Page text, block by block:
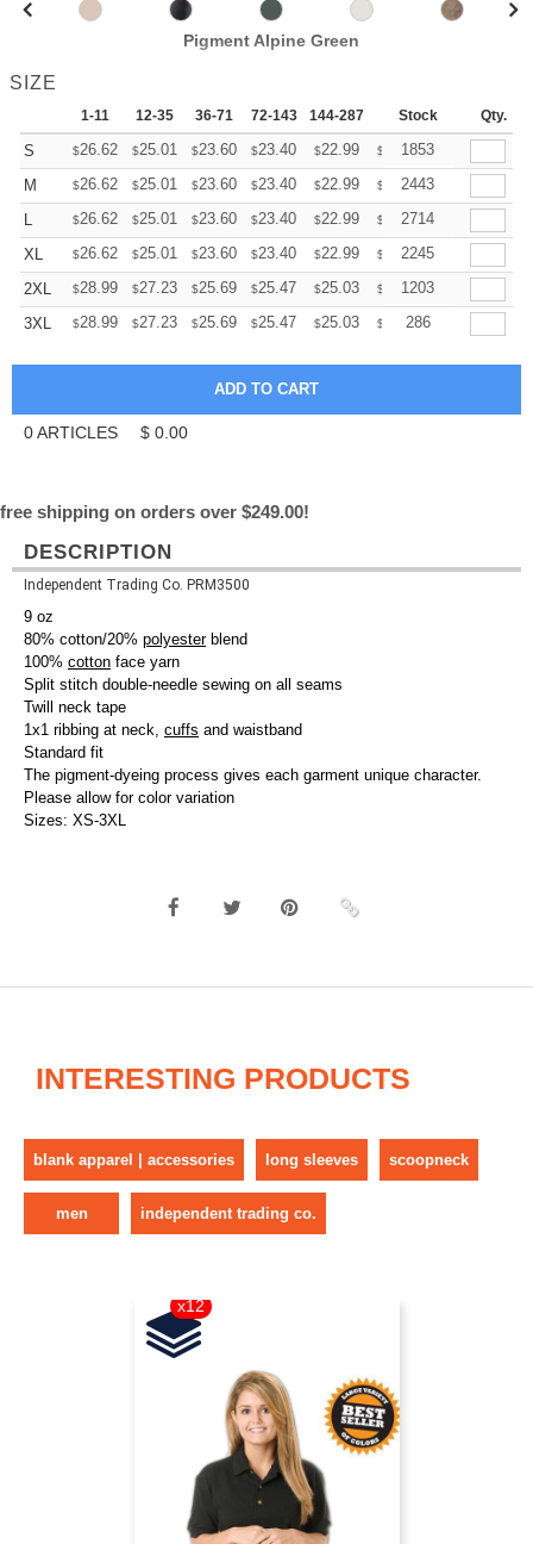
Pigment Alpine Green
SIZE
1-11 12-35 36-71 72-143 144-287 288 + More
Stock Qty.
S $26.62 $25.01 $23.60 $23.40 $22.99 $ 22.79
1853
M
$26.62 $25.01 $23.60 $23.40 $22.99 $ 22.79
2443
L
$26.62 $25.01 $23.60 $23.40 $22.99 $ 22.79
2714
XL
$26.62 $25.01 $23.60 $23.40 $22.99 $ 22.79
2245
2XL
$28.99 $27.23 $25.69 $25.47 $25.03 $ 24.81
1203
3XL
$28.99 $27.23 $25.69 $25.47 $25.03 $ 24.81
286
0ARTICLES $ 0.00
free shipping on orders over $249.00!
DESCRIPTION
Independent Trading Co. PRM3500
9 oz
80% cotton/20% polyesterblend
100% cotton face yarn
Split stitch double-needle sewing on all seams
Twill neck tape
1x1 ribbing at neck, cuffs and waistband
Standard fit
The pigment-dyeing process gives each garment unique character.
Please allow for color variation
Sizes: XS-3XL
INTERESTING PRODUCTS
blank apparel | accessories long sleeves scoopneck
men independent trading co.
x12